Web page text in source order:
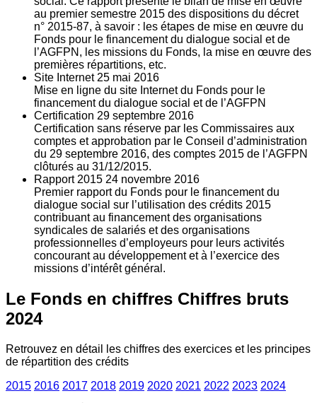
au premier semestre 2015 des dispositions du décret
n° 2015-87, à savoir : les étapes de mise en œuvre du
Fonds pour le financement du dialogue social et de
l’AGFPN, les missions du Fonds, la mise en œuvre des
premières répartitions, etc.
Site Internet 25 mai 2016
Mise en ligne du site Internet du Fonds pour le
financement du dialogue social et de l’AGFPN
Certification 29 septembre 2016
Certification sans réserve par les Commissaires aux
comptes et approbation par le Conseil d’administration
du 29 septembre 2016, des comptes 2015 de l’AGFPN
clôturés au 31/12/2015.
Rapport 2015 24 novembre 2016
Premier rapport du Fonds pour le financement du
dialogue social sur l’utilisation des crédits 2015
contribuant au financement des organisations
syndicales de salariés et des organisations
professionnelles d’employeurs pour leurs activités
concourant au développement et à l’exercice des
missions d’intérêt général.
Le Fonds en chiffres Chiffres bruts
2024
Retrouvez en détail les chiffres des exercices et les principes
de répartition des crédits
2015 2016 2017 2018 2019 2020 2021 2022 2023 2024